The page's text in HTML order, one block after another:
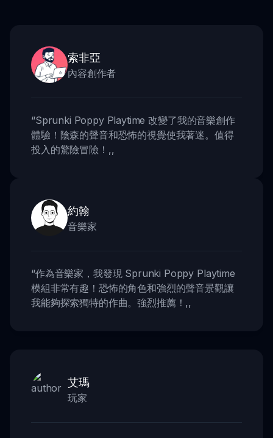
索非亞
內容創作者
“Sprunki Poppy Playtime 改變了我的音樂創作
體驗！陰森的聲音和恐怖的視覺使我著迷。值得
投入的驚險冒險！ ,,
約翰
音樂家
“作為音樂家，我發現 Sprunki Poppy Playtime
模組非常有趣！恐怖的角色和強烈的聲音景觀讓
我能夠探索獨特的作曲。強烈推薦！ ,,
艾瑪
玩家